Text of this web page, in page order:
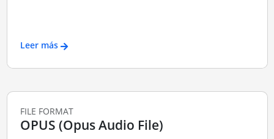
Leer más
FILE FORMAT
OPUS (Opus Audio File)